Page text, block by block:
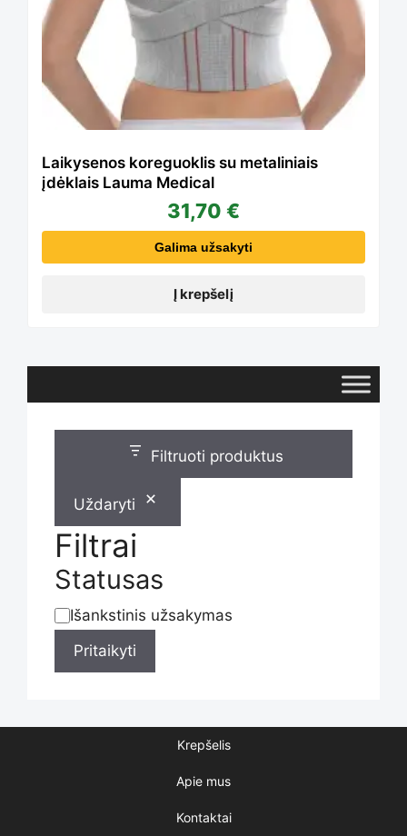
Laikysenos koreguoklis su metaliniais
įdėklais Lauma Medical
31,70 €
Galima užsakyti
Į krepšelį
Filtruoti produktus
Uždaryti
Filtrai
Statusas
Statusas
Išankstinis užsakymas
Pritaikyti
Krepšelis
Apie mus
Kontaktai